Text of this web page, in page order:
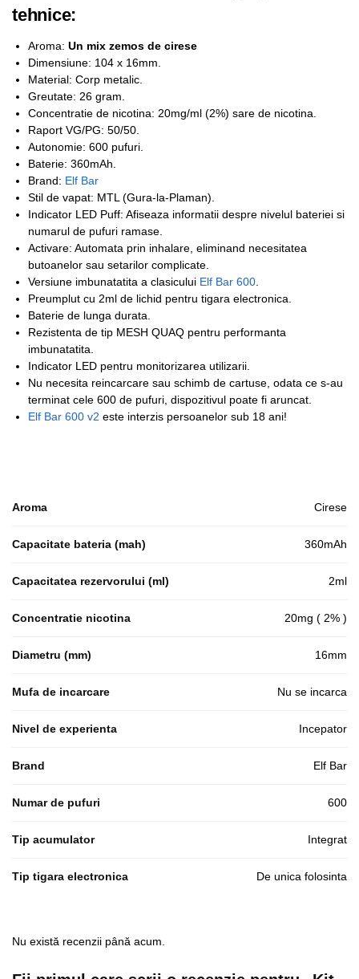
tehnice:
Aroma: Un mix zemos de cirese
Dimensiune: 104 x 16mm.
Material: Corp metalic.
Greutate: 26 gram.
Concentratie de nicotina: 20mg/ml (2%) sare de nicotina.
Raport VG/PG: 50/50.
Autonomie: 600 pufuri.
Baterie: 360mAh.
Brand: Elf Bar
Stil de vapat: MTL (Gura-la-Plaman).
Indicator LED Puff: Afiseaza informatii despre nivelul bateriei si
numarul de pufuri ramase.
Activare: Automata prin inhalare, eliminand necesitatea
butoanelor sau setarilor complicate.
Versiune imbunatatita a clasicului Elf Bar 600
Preumplut cu 2ml de lichid pentru tigara electronica.
Baterie de lunga durata.
Rezistenta de tip MESH QUAQ pentru performanta
imbunatatita.
Indicator LED pentru monitorizarea utilizarii.
Nu necesita reincarcare sau schimb de cartuse, odata ce s-au
terminat cele 600 de pufuri, dispozitivul poate fi aruncat.
Elf Bar 600 v2 este interzis persoanelor sub 18 ani!
Aroma Cirese
Capacitate bateria (mah) 360mAh
Capacitatea rezervorului (ml) 2ml
Concentratie nicotina 20mg ( 2% )
Diametru (mm) 16mm
Mufa de incarcare Nu se incarca
Nivel de experienta Incepator
Brand Elf Bar
Numar de pufuri 600
Tip acumulator Integrat
Tip tigara electronica De unica folosinta
Nu există recenzii până acum.